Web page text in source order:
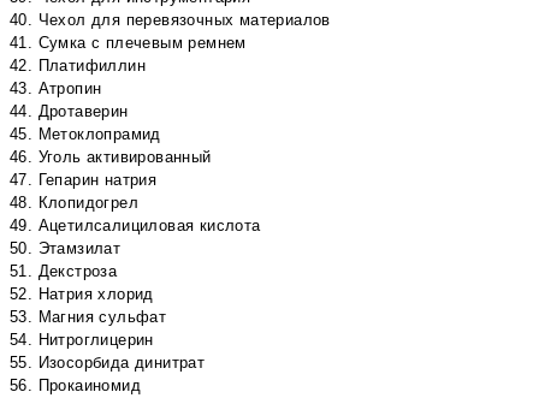
40. Чехол для перевязочных материалов
41. Сумка с плечевым ремнем
42. Платифиллин
43. Атропин
44. Дротаверин
45. Метоклопрамид
46. Уголь активированный
47. Гепарин натрия
48. Клопидогрел
49. Ацетилсалициловая кислота
50. Этамзилат
51. Декстроза
52. Натрия хлорид
53. Магния сульфат
54. Нитроглицерин
55. Изосорбида динитрат
56. Прокаиномид